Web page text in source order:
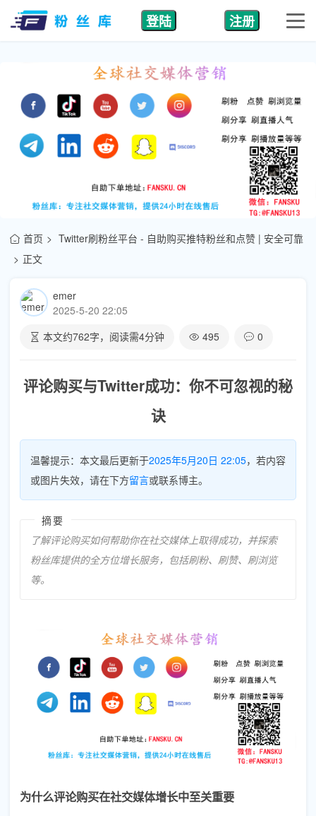
登陆 注册
首页
Twitter刷粉丝平台 - 自助购买推特粉丝和点赞 | 安全可靠
正文
emer
2025-5-20 22:05
本文约762字，阅读需4分钟 495 0
评论购买与Twitter成功：你不可忽视的秘
诀
温馨提示：本文最后更新于2025年5月20日 22:05，若内容
或图片失效，请在下方留言或联系博主。
摘要
了解评论购买如何帮助你在社交媒体上取得成功，并探索
粉丝库提供的全方位增长服务，包括刷粉、刷赞、刷浏览
等。
为什么评论购买在社交媒体增长中至关重要